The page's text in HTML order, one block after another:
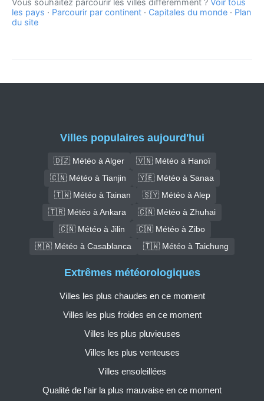
les pays · Parcourir par continent · Capitales du monde · Plan
du site
Villes populaires aujourd'hui
🇩🇿 Météo à Alger
🇻🇳 Météo à Hanoï
🇨🇳 Météo à Tianjin
🇾🇪 Météo à Sanaa
🇹🇼 Météo à Tainan
🇸🇾 Météo à Alep
🇹🇷 Météo à Ankara
🇨🇳 Météo à Zhuhai
🇨🇳 Météo à Jilin
🇨🇳 Météo à Zibo
🇲🇦 Météo à Casablanca
🇹🇼 Météo à Taichung
Extrêmes météorologiques
Villes les plus chaudes en ce moment
Villes les plus froides en ce moment
Villes les plus pluvieuses
Villes les plus venteuses
Villes ensoleillées
Qualité de l'air la plus mauvaise en ce moment